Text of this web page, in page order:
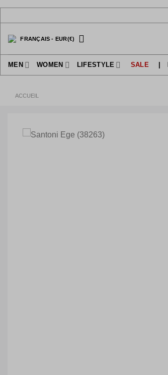
Passer
FRANÇAIS - EUR(€)
MEN WOMEN LIFESTYLE SALE
ACCUEIL